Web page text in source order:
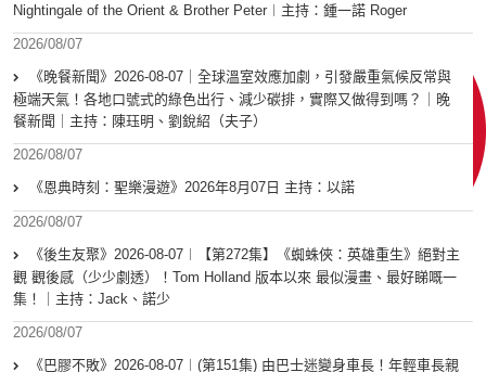
Nightingale of the Orient & Brother Peter︱主持：鍾一諾 Roger
2026/08/07
《晚餐新聞》2026-08-07｜全球溫室效應加劇，引發嚴重氣候反常與
極端天氣！各地口號式的綠色出行、減少碳排，實際又做得到嗎？｜晚
餐新聞｜主持：陳珏明、劉銳紹（夫子）
2026/08/07
《恩典時刻：聖樂漫遊》2026年8月07日 主持：以諾
2026/08/07
《後生友聚》2026-08-07︱【第272集】《蜘蛛俠：英雄重生》絕對主
觀 觀後感（少少劇透）！Tom Holland 版本以來 最似漫畫、最好睇嘅一
集！｜主持：Jack、諾少
2026/08/07
《巴膠不敗》2026-08-07︱(第151集) 由巴士迷變身車長！年輕車長親